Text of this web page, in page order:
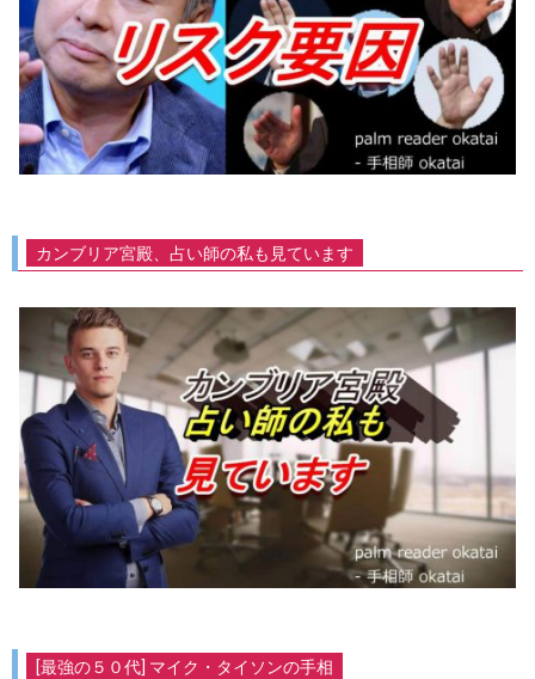
カンブリア宮殿、占い師の私も見ています
[最強の５０代] マイク・タイソンの手相